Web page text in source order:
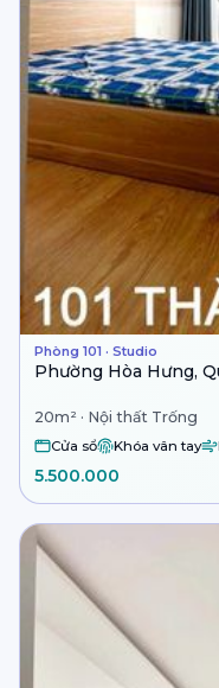
Phòng 101 · Studio
Phường Hòa Hưng,
20m² · Nội thất Trống
Cửa sổ Khóa vân tay
5.500.000